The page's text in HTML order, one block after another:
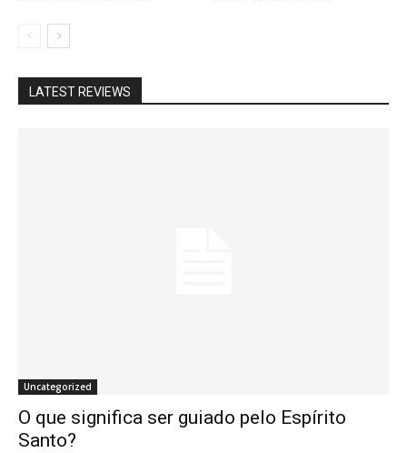
LATEST REVIEWS
Uncategorized
O que significa ser guiado pelo Espírito
Santo?